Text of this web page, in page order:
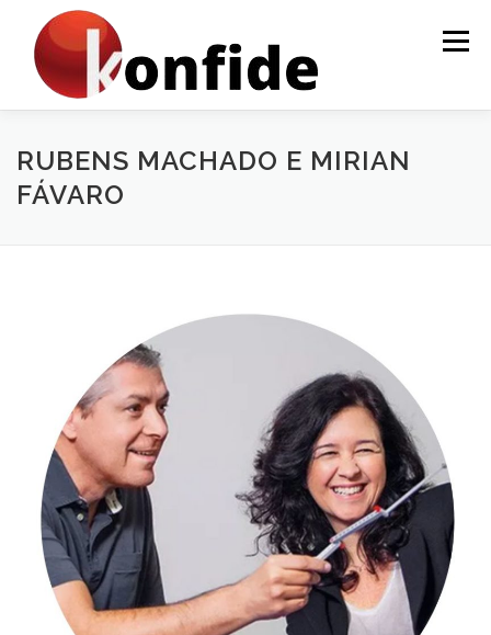
Menu
INÍCIO FAÇA PARTE AGENDA CURSOS
RUBENS MACHADO E MIRIAN
FÁVARO